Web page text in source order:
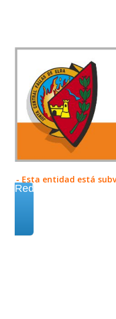
- Esta entidad está
Redes